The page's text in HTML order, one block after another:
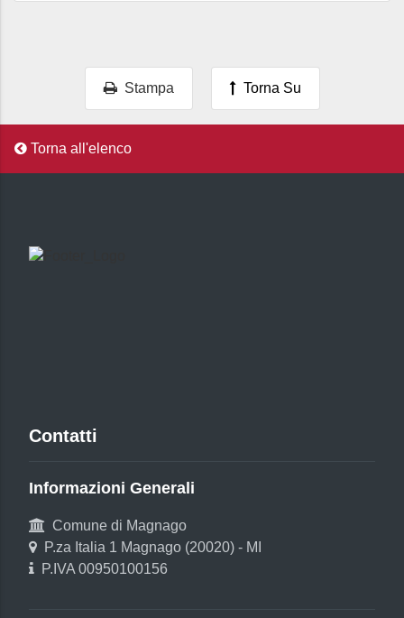
Stampa Torna Su
Torna all'elenco
Contatti
Informazioni Generali
Comune di Magnago
P.za Italia 1 Magnago (20020) - MI
P.IVA 00950100156